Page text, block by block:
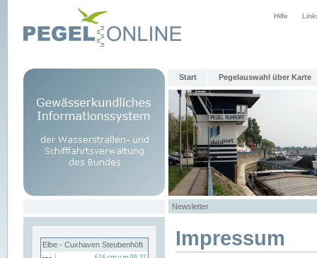
Hilfe
Start Pegelauswahl über Karte
Newsletter
Elbe - Cuxhaven Steubenhöft Impressum